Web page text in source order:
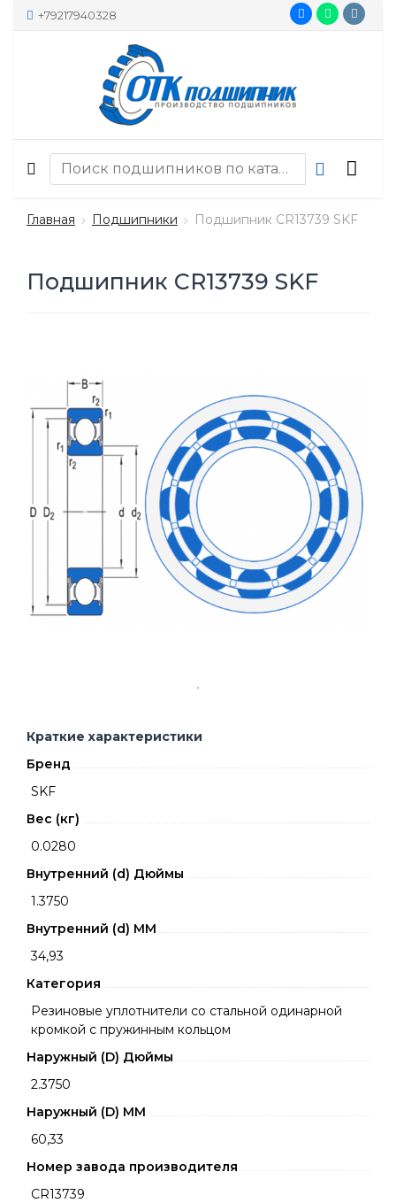
+79217940328
Главная Подшипники Подшипник CR13739 SKF
Подшипник CR13739 SKF
Краткие характеристики
Бренд
SKF
Вес (кг)
0.0280
Внутренний (d) Дюймы
1.3750
Внутренний (d) ММ
34,93
Категория
Резиновые уплотнители со стальной одинарной
кромкой с пружинным кольцом
Наружный (D) Дюймы
2.3750
Наружный (D) ММ
60,33
Номер завода производителя
CR13739